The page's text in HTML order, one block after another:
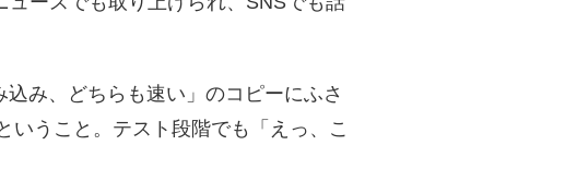
み、どちらも速い」のコピーにふさ
うこと。テスト段階でも「えっ、こ